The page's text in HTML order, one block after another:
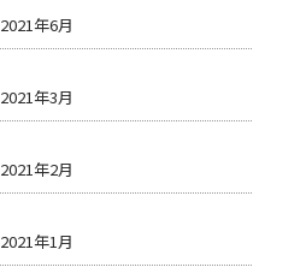
2021年6月
2021年3月
2021年2月
2021年1月